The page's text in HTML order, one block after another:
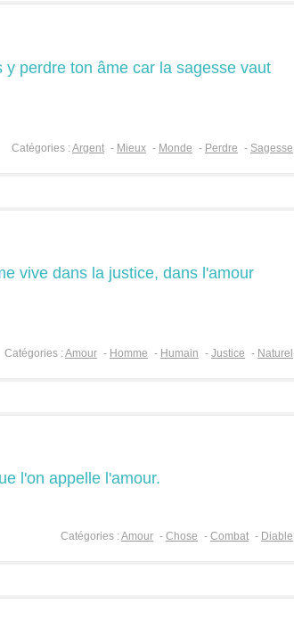
perdre ton âme car la sagesse vaut
Catégories :Argent - Mieux - Monde - Perdre - Sagesse
vive dans la justice, dans l'amour
Catégories :Amour - Homme - Humain - Justice - Naturel
l'on appelle l'amour.
Catégories :Amour - Chose - Combat - Diable